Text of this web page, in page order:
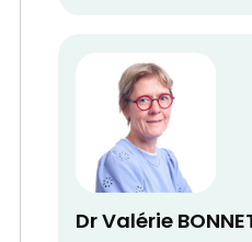
Dr Valérie